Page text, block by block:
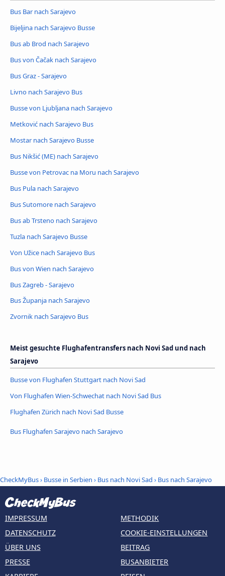
Bus Bar nach Sarajevo
Bijeljina nach Sarajevo Busse
Bus ab Brod nach Sarajevo
Bus von Čačak nach Sarajevo
Bus Graz - Sarajevo
Livno nach Sarajevo Bus
Busse von Ljubljana nach Sarajevo
Metković nach Sarajevo Bus
Mostar nach Sarajevo Busse
Bus Nikšić (ME) nach Sarajevo
Busse von Petrovac na Moru nach Sarajevo
Bus Pula nach Sarajevo
Bus Sutomore nach Sarajevo
Bus ab Trsteno nach Sarajevo
Tuzla nach Sarajevo Busse
Von Užice nach Sarajevo Bus
Bus von Wien nach Sarajevo
Bus Zagreb - Sarajevo
Bus Županja nach Sarajevo
Zvornik nach Sarajevo Bus
Meist gesuchte Flughafentransfers nach Novi Sad und nach
Sarajevo
Busse von Flughafen Stuttgart nach Novi Sad
Von Flughafen Wien-Schwechat nach Novi Sad Bus
Flughafen Zürich nach Novi Sad Busse
Bus Flughafen Sarajevo nach Sarajevo
CheckMyBus› Busse in Serbien › Bus nach Novi Sad › Bus nach Sarajevo
IMPRESSUM
DATENSCHUTZ
ÜBER UNS
PRESSE
METHODIK
COOKIE-EINSTELLUNGEN
BEITRAG
BUSANBIETER